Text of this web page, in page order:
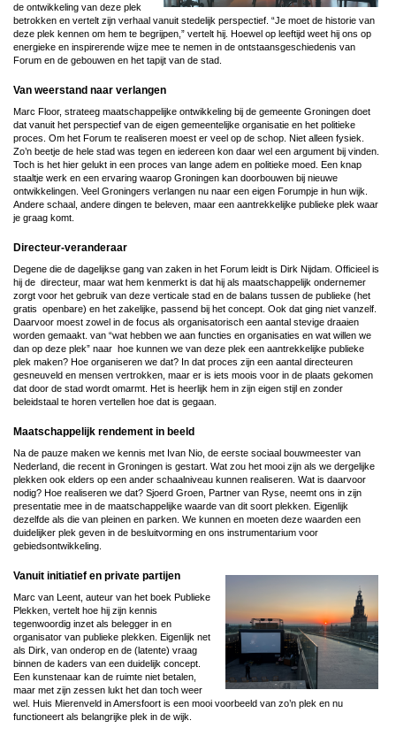
de ontwikkeling van deze plek
betrokken en vertelt zijn verhaal vanuit stedelijk perspectief. “Je moet de historie van
deze plek kennen om hem te begrijpen,” vertelt hij. Hoewel op leeftijd weet hij ons op
energieke en inspirerende wijze mee te nemen in de ontstaansgeschiedenis van
Forum en de gebouwen en het tapijt van de stad.
Van weerstand naar verlangen
Marc Floor, strateeg maatschappelijke ontwikkeling bij de gemeente Groningen doet
dat vanuit het perspectief van de eigen gemeentelijke organisatie en het politieke
proces. Om het Forum te realiseren moest er veel op de schop. Niet alleen fysiek.
Zo’n beetje de hele stad was tegen en iedereen kon daar wel een argument bij vinden.
Toch is het hier gelukt in een proces van lange adem en politieke moed. Een knap
staaltje werk en een ervaring waarop Groningen kan doorbouwen bij nieuwe
ontwikkelingen. Veel Groningers verlangen nu naar een eigen Forumpje in hun wijk.
Andere schaal, andere dingen te beleven, maar een aantrekkelijke publieke plek waar
je graag komt.
Directeur-veranderaar
Degene die de dagelijkse gang van zaken in het Forum leidt is Dirk Nijdam. Officieel is
hij de directeur, maar wat hem kenmerkt is dat hij als maatschappelijk ondernemer
zorgt voor het gebruik van deze verticale stad en de balans tussen de publieke (het
gratis openbare) en het zakelijke, passend bij het concept. Ook dat ging niet vanzelf.
Daarvoor moest zowel in de focus als organisatorisch een aantal stevige draaien
worden gemaakt. van “wat hebben we aan functies en organisaties en wat willen we
dan op deze plek” naar hoe kunnen we van deze plek een aantrekkelijke publieke
plek maken? Hoe organiseren we dat? In dat proces zijn een aantal directeuren
gesneuveld en mensen vertrokken, maar er is iets moois voor in de plaats gekomen
dat door de stad wordt omarmt. Het is heerlijk hem in zijn eigen stijl en zonder
beleidstaal te horen vertellen hoe dat is gegaan.
Maatschappelijk rendement in beeld
Na de pauze maken we kennis met Ivan Nio, de eerste sociaal bouwmeester van
Nederland, die recent in Groningen is gestart. Wat zou het mooi zijn als we dergelijke
plekken ook elders op een ander schaalniveau kunnen realiseren. Wat is daarvoor
nodig? Hoe realiseren we dat? Sjoerd Groen, Partner van Ryse, neemt ons in zijn
presentatie mee in de maatschappelijke waarde van dit soort plekken. Eigenlijk
dezelfde als die van pleinen en parken. We kunnen en moeten deze waarden een
duidelijker plek geven in de besluitvorming en ons instrumentarium voor
gebiedsontwikkeling.
Vanuit initiatief en private partijen
Marc van Leent, auteur van het boek Publieke
Plekken, vertelt hoe hij zijn kennis
tegenwoordig inzet als belegger in en
organisator van publieke plekken. Eigenlijk net
als Dirk, van onderop en de (latente) vraag
binnen de kaders van een duidelijk concept.
Een kunstenaar kan de ruimte niet betalen,
maar met zijn zessen lukt het dan toch weer
wel. Huis Mierenveld in Amersfoort is een mooi voorbeeld van zo’n plek en nu
functioneert als belangrijke plek in de wijk.